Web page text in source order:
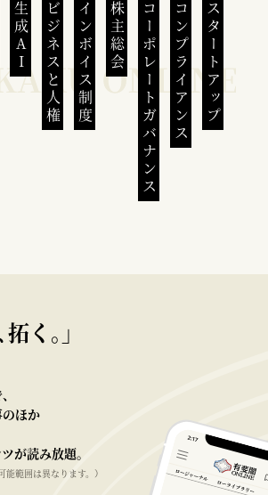
生成AI ビジネスと人権インボイス制度 株主総会 コーポレートガバナンスコンプライアンススタートアップ
拓く｡｣
ほか
が読み放題。
能範囲は異なります。）